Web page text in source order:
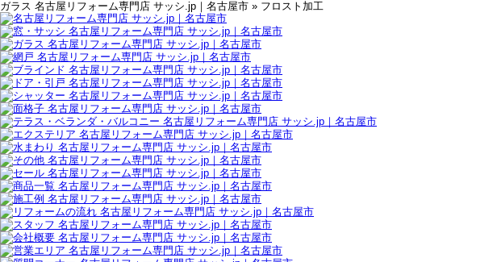
ガラス 名古屋リフォーム専門店 サッシ.jp｜名古屋市 » フロスト加工